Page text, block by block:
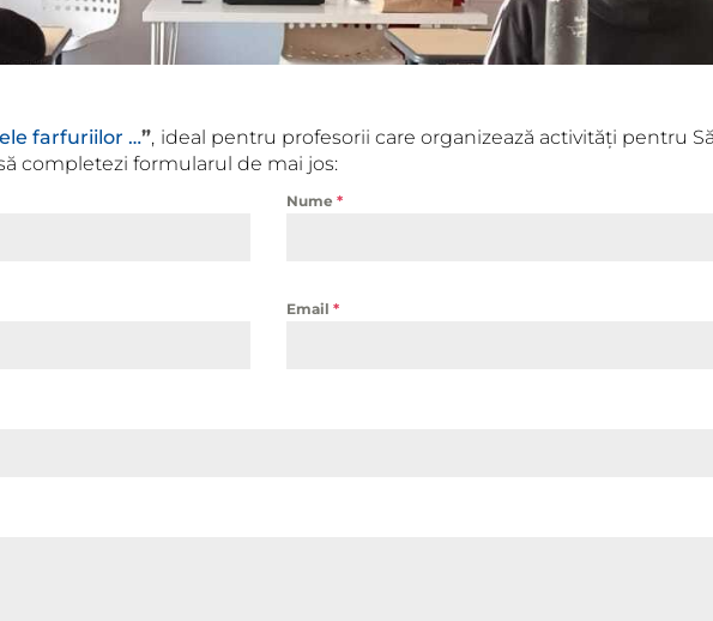
farfuriilor …”, ideal pentru profesorii care organizează activități pentru
completezi formularul de mai jos:
Nume *
Email *